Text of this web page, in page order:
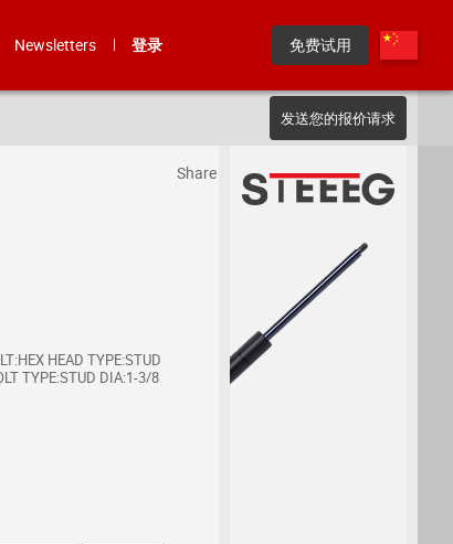
Newsletters 登录 免费试用
发送您的报价请求
HEAD TYPE:STUD
TYPE:STUD DIA:1-3/8
Share